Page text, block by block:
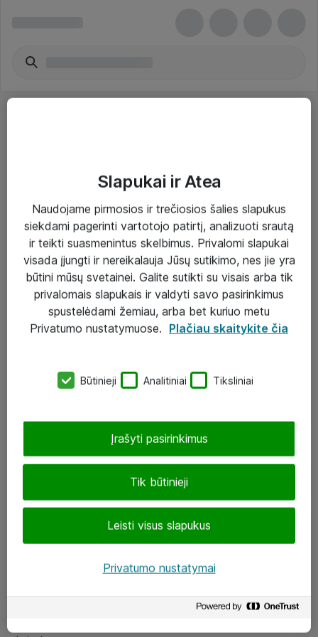
Paslaugos
Sprendimai
Įgyvendinti projektai
Atea ekspertų patarimai verslui
eShop@atea.lt
LinkedIn
Slapukai ir Atea
Naudojame pirmosios ir trečiosios šalies slapukus
siekdami pagerinti vartotojo patirtį, analizuoti srautą
ir teikti suasmenintus skelbimus. Privalomi slapukai
visada įjungti ir nereikalauja Jūsų sutikimo, nes jie yra
būtini mūsų svetainei. Galite sutikti su visais arba tik
privalomais slapukais ir valdyti savo pasirinkimus
spustelėdami žemiau, arba bet kuriuo metu
Privatumo nustatymuose. Plačiau skaitykite čia
Būtinieji Analitiniai Tiksliniai
Tik būtinieji
Leisti visus slapukus
Įrašyti pasirinkimus
Privatumo nustatymai